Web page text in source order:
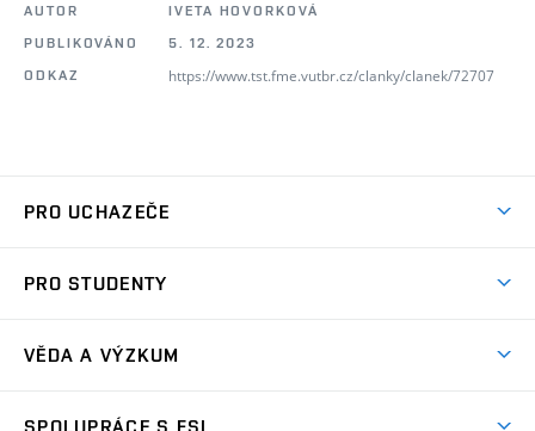
AUTOR
IVETA HOVORKOVÁ
PUBLIKOVÁNO
5. 12. 2023
ODKAZ
https://www.tst.fme.vutbr.cz/clanky/clanek/72707
PRO UCHAZEČE
Ambasadoři studia
PRO STUDENTY
Studijní předpisy
VĚDA A VÝZKUM